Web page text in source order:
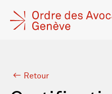
Retour